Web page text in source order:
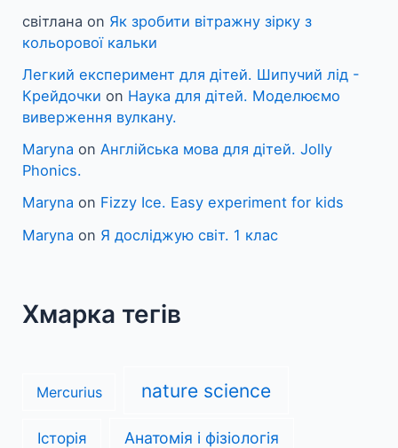
світлана on Як зробити вітражну зірку з
кольорової кальки
Легкий експеримент для дітей. Шипучий лід -
Крейдочки on Наука для дітей. Моделюємо
виверження вулкану.
Maryna onАнглійська мова для дітей. Jolly
Phonics.
Maryna on Fizzy Ice. Easy experiment for kids
Maryna on Я досліджую світ. 1 клас
Хмарка тегів
Mercurius nature science
Історія Анатомія і фізіологія